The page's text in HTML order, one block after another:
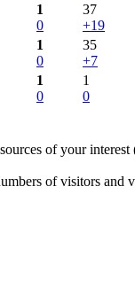
1
0
37
+19
1
0
35
+7
1
0
1
0
of your
of visitors and